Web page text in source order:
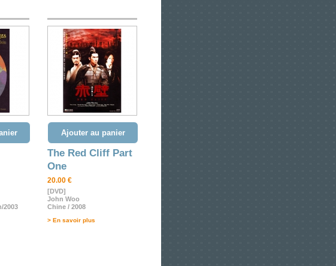
2003
Ajouter au panier
The Red Cliff Part
One
20.00 €
[DVD]
John Woo
Chine / 2008
> En savoir plus